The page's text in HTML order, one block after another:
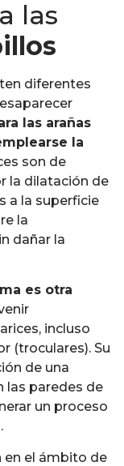
las
diferentes
las arañas
la
son de
la dilatación de
a la superficie
la
dañar la
es otra
incluso
(troculares). Su
de una
las paredes de
un proceso
en el ámbito de